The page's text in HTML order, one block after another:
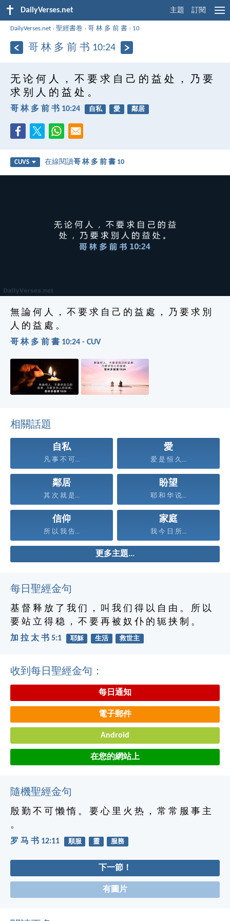
DailyVerses.net 主題 訂閱
DailyVerses.net ›聖經書卷 ›哥 林 多 前 書 › 10
哥 林 多 前 书 10:24
无 论 何 人 ， 不 要 求 自 己 的 益 处 ， 乃 要
求 别 人 的 益 处 。
哥 林 多 前 书 10:24 自私 愛 鄰居
CUVS 在線閱讀哥 林 多 前 書 10
無 論 何 人 ， 不 要 求 自 己 的 益 處 ， 乃 要 求 別
人 的 益 處 。
哥 林 多 前 書 10:24 - CUV
相關話題
自私
凡 事 不 可...
愛
爱 是 恒 久...
鄰居
其 次 就 是...
盼望
耶 和 华 说...
信仰
所 以 我 告...
家庭
我 今 日 所...
更多主題...
每日聖經金句
基 督 释 放 了 我 们 ， 叫 我 们 得 以 自 由 。 所 以
要 站 立 得 稳 ， 不 要 再 被 奴 仆 的 轭 挟 制 。
加 拉 太 书 5:1 耶穌 生活 救世主
收到每日聖經金句：
每日通知
電子郵件
Android
在您的網站上
隨機聖經金句
殷 勤 不 可 懒 惰 。 要 心 里 火 热 ， 常 常 服 事 主
。
罗 马 书 12:11 順服 靈 服務
下一節！
有圖片